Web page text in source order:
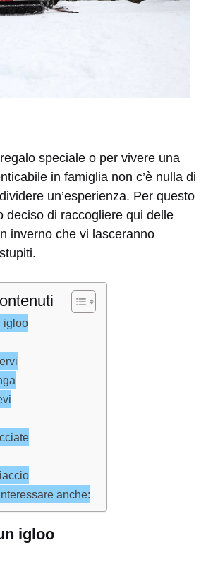
speciale o per vivere una
in famiglia non c’è nulla di
un’esperienza. Per questo
deciso di raccogliere qui delle
inverno che vi lasceranno
igloo
anche:
igloo